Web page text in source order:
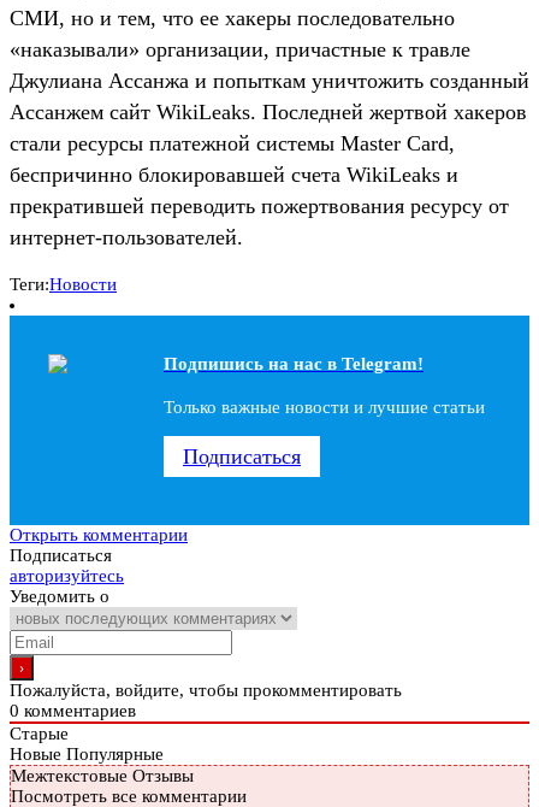
СМИ, но и тем, что ее хакеры последовательно
«наказывали» организации, причастные к травле
Джулиана Ассанжа и попыткам уничтожить созданный
Ассанжем сайт WikiLeaks. Последней жертвой хакеров
стали ресурсы платежной системы Master Card,
беспричинно блокировавшей счета WikiLeaks и
прекратившей переводить пожертвования ресурсу от
интернет-пользователей.
Теги:Новости
Подпишись на наc в Telegram!
Только важные новости и лучшие статьи
Подписаться
Открыть комментарии
Подписаться
авторизуйтесь
Уведомить о
Пожалуйста, войдите, чтобы прокомментировать
0 комментариев
Старые
Новые Популярные
Межтекстовые Отзывы
Посмотреть все комментарии